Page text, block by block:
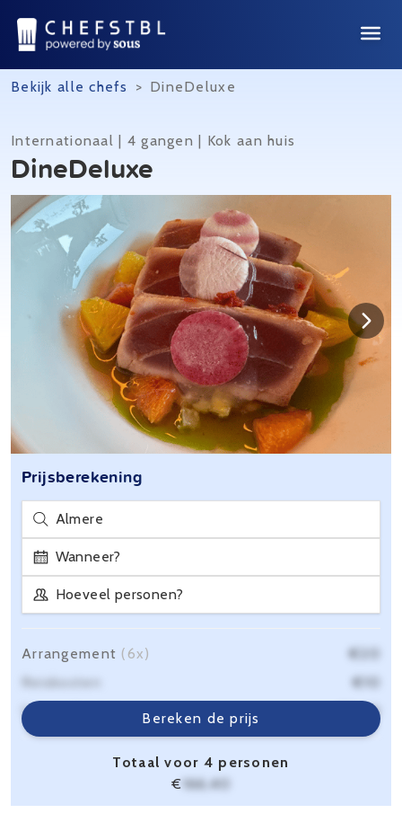
Bekijk alle chefs > DineDeluxe
Internationaal | 4 gangen | Kok aan huis
DineDeluxe
Prijsberekening
Almere
Wanneer?
Hoeveel personen?
Bereken de prijs
Arrangement (6x)
€20
Reiskosten
€10
Servicekosten
€6,40
Totaal voor 4 personen
€ 166,40